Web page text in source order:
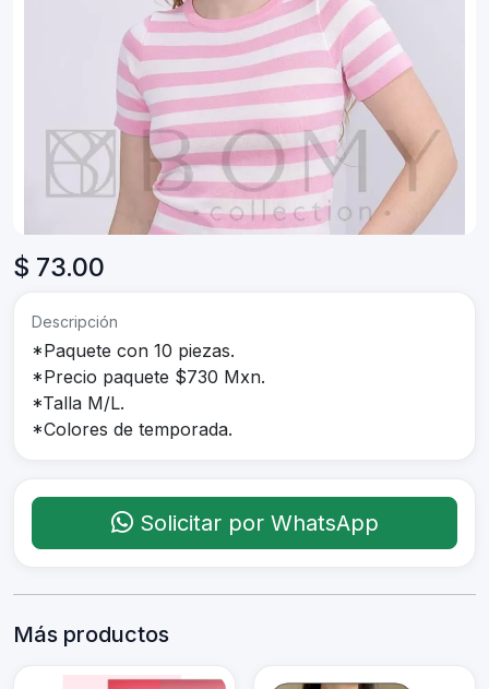
$ 73.00
Descripción
*Paquete con 10 piezas.
*Precio paquete $730 Mxn.
*Talla M/L.
*Colores de temporada.
Solicitar por WhatsApp
Más productos